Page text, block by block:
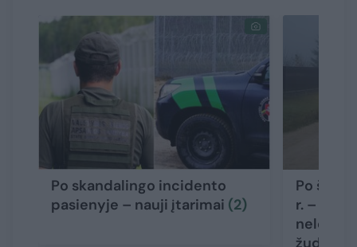
Po skandalingo incidento
pasienyje – nauji įtarimai (2)
Po
r. –
žudikas